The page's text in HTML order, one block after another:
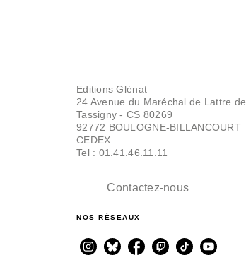
Editions Glénat
24 Avenue du Maréchal de Lattre de
Tassigny - CS 80269
92772 BOULOGNE-BILLANCOURT
CEDEX
Tel : 01.41.46.11.11
Contactez-nous
NOS RÉSEAUX